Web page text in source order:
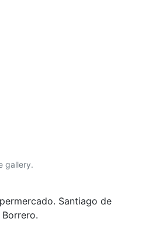
gallery.
Santiago de